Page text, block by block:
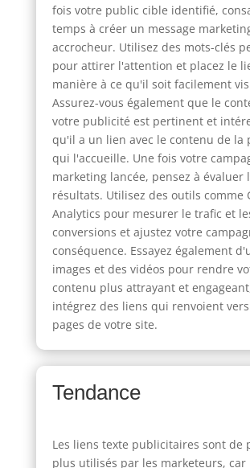
fois votre public cible identifié,
temps à créer un message
accrocheur. Utilisez des mots-clés
pour attirer l'attention et placez le
manière à ce qu'il soit facilement
Assurez-vous également que le
votre publicité est pertinent et
qu'il a un lien avec le contenu de la
qui l'accueille. Une fois votre
marketing lancée, pensez à évaluer
résultats. Utilisez des outils comme
Analytics pour mesurer le trafic et
conversions et ajustez votre
conséquence. Essayez également
images et des vidéos pour rendre
contenu plus attrayant et
intégrez des liens qui renvoient
pages de votre site.
Tendance
Les liens texte publicitaires sont de
plus utilisés par les marketeurs, car